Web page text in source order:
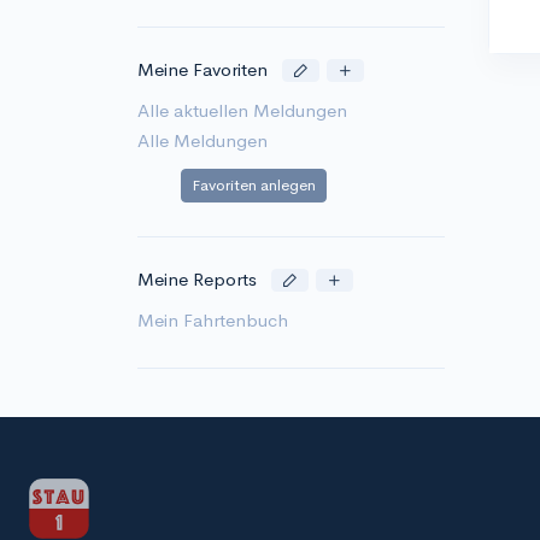
Meine Favoriten
Alle aktuellen Meldungen
Alle Meldungen
Favoriten anlegen
Meine Reports
Mein Fahrtenbuch